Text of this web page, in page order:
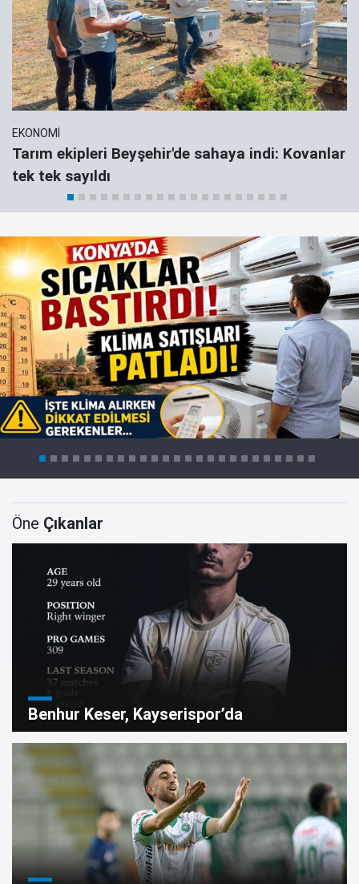
EKONOMİ
Tarım ekipleri Beyşehir'de sahaya indi: Kovanlar
tek tek sayıldı
Öne Çıkanlar
Benhur Keser, Kayserispor’da